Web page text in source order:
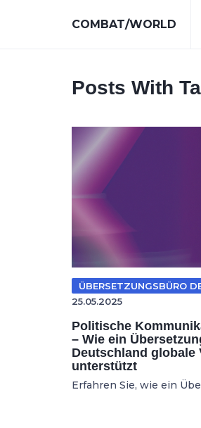
COMBAT/WORLD
Posts With
ÜBERSETZUNGSBÜRO
25.05.2025
Politische
– Wie ein
Deutschland globale
unterstützt
Erfahren Sie, wie ein